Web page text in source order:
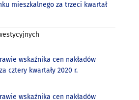
mieszkalnego za trzeci kwartał
wskaźnika cen nakładów
cztery kwartały 2020 r.
wskaźnika cen nakładów